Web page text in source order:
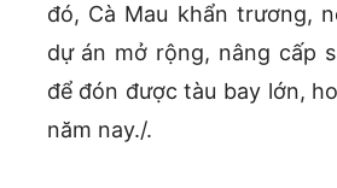
đó, Cà Mau khẩn trương,
dự án mở rộng, nâng cấp
để đón được tàu bay lớn,
năm nay./.